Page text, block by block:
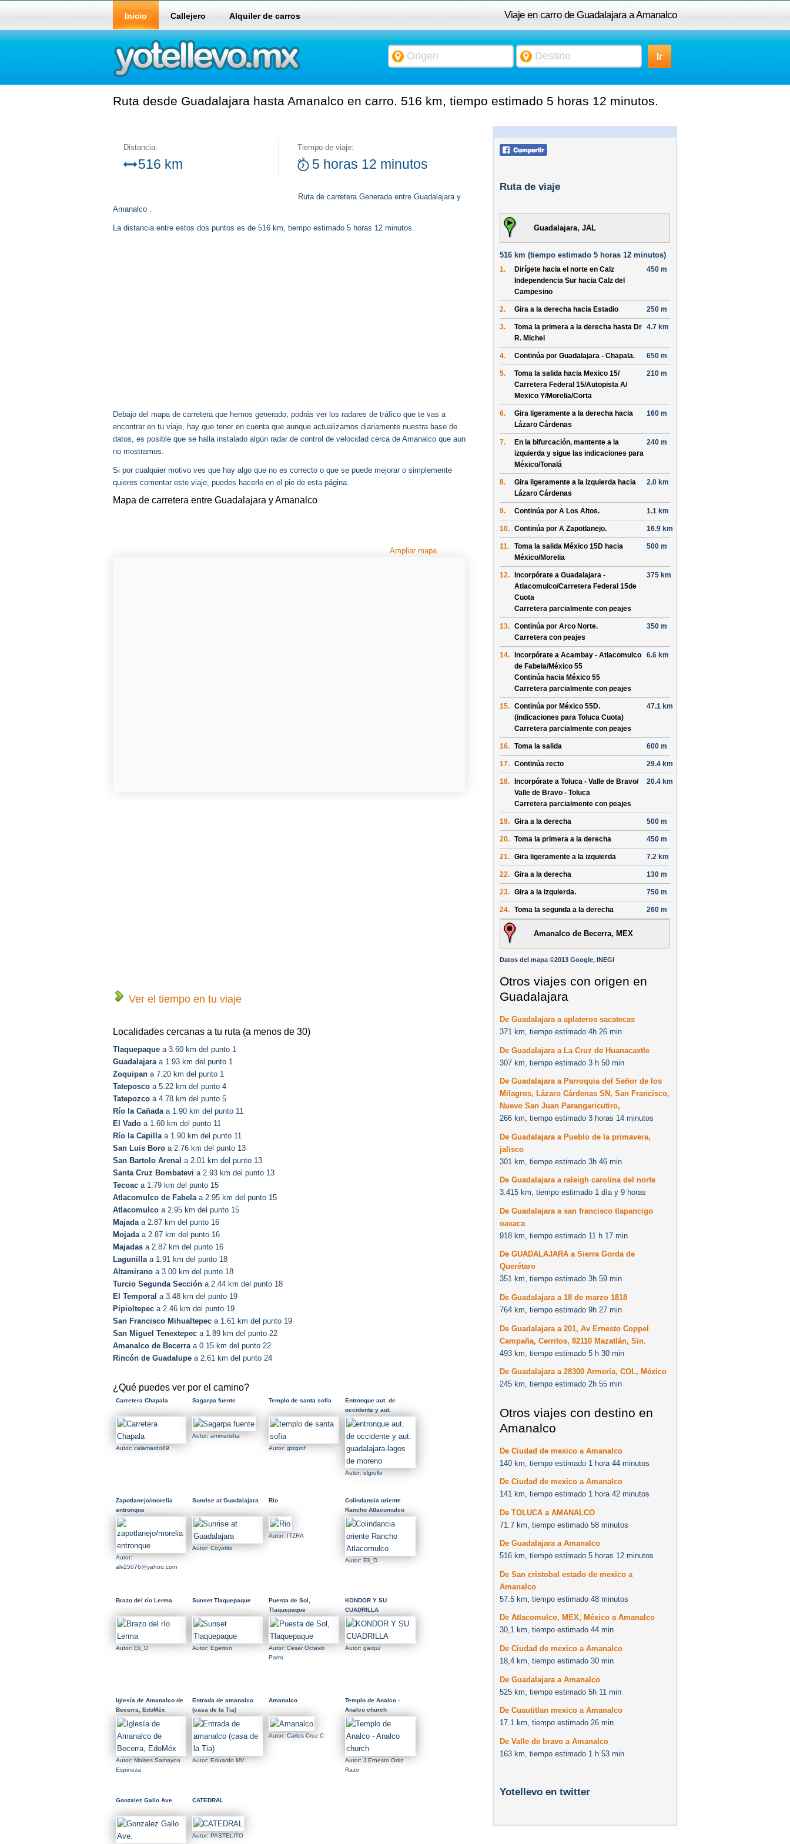
Viaje en carro de Guadalajara a Amanalco
Inicio Callejero Alquiler de carros
Ruta desde Guadalajara hasta Amanalco en carro. 516 km, tiempo estimado 5 horas 12 minutos.
Distancia:
516 km
Tiempo de viaje:
5 horas 12 minutos
Ruta de carretera Generada entre Guadalajara y
Amanalco .
La distancia entre estos dos puntos es de 516 km, tiempo estimado 5 horas 12 minutos.
Debajo del mapa de carretera que hemos generado, podrás ver los radares de tráfico que te vas a
encontrar en tu viaje, hay que tener en cuenta que aunque actualizamos diariamente nuestra base de
datos, es posible que se halla instalado algún radar de control de velocidad cerca de Amanalco que aun
no mostramos.
Si por cualquier motivo ves que hay algo que no es correcto o que se puede mejorar o simplemente
quieres comentar este viaje, puedes hacerlo en el pie de esta página.
Mapa de carretera entre Guadalajara y Amanalco
Ampliar mapa
Ver el tiempo en tu viaje
Localidades cercanas a tu ruta (a menos de 30)
Tlaquepaque a 3.60 km del punto 1
Guadalajaraa 1.93 km del punto 1
Zoquipan a 7.20 km del punto 1
Tateposco a 5.22 km del punto 4
Tatepozco a 4.78 km del punto 5
Río la Cañadaa 1.90 km del punto 11
El Vado a 1.60 km del punto 11
Río la Capillaa 1.90 km del punto 11
San Luis Boro a 2.76 km del punto 13
San Bartolo Arenal a 2.01 km del punto 13
Santa Cruz Bombatevi a 2.93 km del punto 13
Tecoac a 1.79 km del punto 15
Atlacomulco de Fabelaa 2.95 km del punto 15
Atlacomulco a 2.95 km del punto 15
Majadaa 2.87 km del punto 16
Mojadaa 2.87 km del punto 16
Majadas a 2.87 km del punto 16
Lagunillaa 1.91 km del punto 18
Altamirano a 3.00 km del punto 18
Turcio Segunda Sección a 2.44 km del punto 18
El Temporal a 3.48 km del punto 19
Pipioltepec a 2.46 km del punto 19
San Francisco Mihualtepec a 1.61 km del punto 19
San Miguel Tenextepec a 1.89 km del punto 22
Amanalco de Becerraa 0.15 km del punto 22
Rincón de Guadalupe a 2.61 km del punto 24
¿Qué puedes ver por el camino?
Carretera Chapala
Autor: calamardo89
Sagarpa fuente
Autor: ammarisha
Templo de santa sofia
Autor: gtzgrof
Entronque aut. de
occidente y aut.
guadalajara-lagos de
moreno
Autor: elgrullo
Zapotlanejo/morelia
entronque
Autor:
alv25076@yahoo.com
Sunrise at Guadalajara
Autor: Coyotito
Rio
Autor: ITZRA
Colindancia oriente
Rancho Atlacomulco
Autor: Eli_D
Brazo del río Lerma
Autor: Eli_D
Sunset Tlaquepaque
Autor: Egerton
Puesta de Sol,
Tlaquepaque
Autor: Cesar Octavio
Parra
KONDOR Y SU
CUADRILLA
Autor: garqui
Iglesía de Amanalco de
Becerra, EdoMéx
Autor: Moises Samayoa
Espinoza
Entrada de amanalco
(casa de la Tia)
Autor: Eduardo MV
Amanalco
Autor: Carlos Cruz C
Templo de Analco -
Analco church
Autor: J.Ernesto Ortiz
Razo
Gonzalez Gallo Ave. CATEDRAL
Autor: PASTELITO
Ruta de viaje
Guadalajara, JAL
516 km (tiempo estimado 5 horas 12 minutos)
1. Dirígete hacia el norte en Calz
Independencia Sur hacia Calz del
Campesino
450 m
2. Gira a la derecha hacia Estadio 250 m
3. Toma la primera a la derecha hasta Dr
R. Michel
4.7 km
4. Continúa por Guadalajara - Chapala. 650 m
5. Toma la salida hacia Mexico 15/
Carretera Federal 15/Autopista A/
Mexico Y/Morelia/Corta
210 m
6.
Gira ligeramente a la derecha hacia
Lázaro Cárdenas
160 m
7.
En la bifurcación, mantente a la
izquierda y sigue las indicaciones para
México/Tonalá
240 m
8.
Gira ligeramente a la izquierda hacia
Lázaro Cárdenas
2.0 km
9. Continúa por A Los Altos. 1.1 km
10. Continúa por A Zapotlanejo. 16.9 km
11. Toma la salida México 15D hacia
México/Morelia
500 m
12. Incorpórate a Guadalajara -
Atlacomulco/Carretera Federal 15de
Cuota
Carretera parcialmente con peajes
375 km
13. Continúa por Arco Norte.
Carretera con peajes
350 m
14. Incorpórate a Acambay - Atlacomulco
de Fabela/México 55
Continúa hacia México 55
Carretera parcialmente con peajes
6.6 km
15. Continúa por México 55D.
(indicaciones para Toluca Cuota)
Carretera parcialmente con peajes
47.1 km
16. Toma la salida 600 m
17. Continúa recto 29.4 km
18. Incorpórate a Toluca - Valle de Bravo/
Valle de Bravo - Toluca
Carretera parcialmente con peajes
20.4 km
19. Gira a la derecha 500 m
20. Toma la primera a la derecha 450 m
21. Gira ligeramente a la izquierda 7.2 km
22. Gira a la derecha 130 m
23. Gira a la izquierda. 750 m
24. Toma la segunda a la derecha 260 m
Amanalco de Becerra, MEX
Datos del mapa ©2013 Google, INEGI
Otros viajes con origen en
Guadalajara
De Guadalajara a aplateros sacatecas
371 km, tiempo estimado 4h 26 min
De Guadalajara a La Cruz de Huanacaxtle
307 km, tiempo estimado 3 h 50 min
De Guadalajara a Parroquia del Señor de los
Milagros, Lázaro Cárdenas SN, San Francisco,
Nuevo San Juan Parangaricutiro,
266 km, tiempo estimado 3 horas 14 minutos
De Guadalajara a Pueblo de la primavera,
jalisco
301 km, tiempo estimado 3h 46 min
De Guadalajara a raleigh carolina del norte
3.415 km, tiempo estimado 1 día y 9 horas
De Guadalajara a san francisco tlapancigo
oaxaca
918 km, tiempo estimado 11 h 17 min
De GUADALAJARA a Sierra Gorda de
Querétaro
351 km, tiempo estimado 3h 59 min
De Guadalajara a 18 de marzo 1818
764 km, tiempo estimado 9h 27 min
De Guadalajara a 201, Av Ernesto Coppel
Campaña, Cerritos, 82110 Mazatlán, Sin.
493 km, tiempo estimado 5 h 30 min
De Guadalajara a 28300 Armería, COL, México
245 km, tiempo estimado 2h 55 min
Otros viajes con destino en
Amanalco
De Ciudad de mexico a Amanalco
140 km, tiempo estimado 1 hora 44 minutos
De Ciudad de mexico a Amanalco
141 km, tiempo estimado 1 hora 42 minutos
De TOLUCA a AMANALCO
71.7 km, tiempo estimado 58 minutos
De Guadalajara a Amanalco
516 km, tiempo estimado 5 horas 12 minutos
De San cristobal estado de mexico a
Amanalco
57.5 km, tiempo estimado 48 minutos
De Atlacomulco, MEX, México a Amanalco
30,1 km, tiempo estimado 44 min
De Ciudad de mexico a Amanalco
18,4 km, tiempo estimado 30 min
De Guadalajara a Amanalco
525 km, tiempo estimado 5h 11 min
De Cuautitlan mexico a Amanalco
17.1 km, tiempo estimado 26 min
De Valle de bravo a Amanalco
163 km, tiempo estimado 1 h 53 min
Yotellevo en twitter